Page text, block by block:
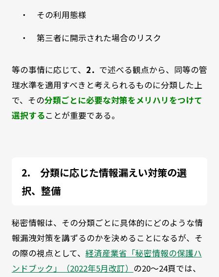
・ その利用態様
・ 第三者に開示された場合のリスク
等の事情に応じて、 2． で述べる観点から、同等の管
理水準を適用すべきと考えられるものに分類した上
で、その分類ごとに必要な対策をメリハリをつけて
選択することが重要である。
分類に応じた情報漏えい対策の選
択、整備
秘密情報は、その分類ごとに具体的にどのような情
報漏洩対策を講ずるのかを決めることになるが、そ
の際の視点として、 経済産業省「秘密情報の保護ハ
ンドブック」（2022年5月改訂） の20～24頁では、